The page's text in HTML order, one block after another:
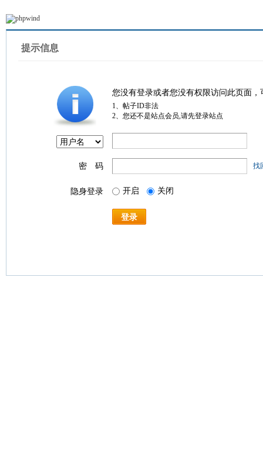
提示信息
您没有登录或者您没有权限访问此页面
1、帖子ID非法
2、您还不是站点会员,请先登录站点
密 码 找
隐身登录 开启 关闭
登录